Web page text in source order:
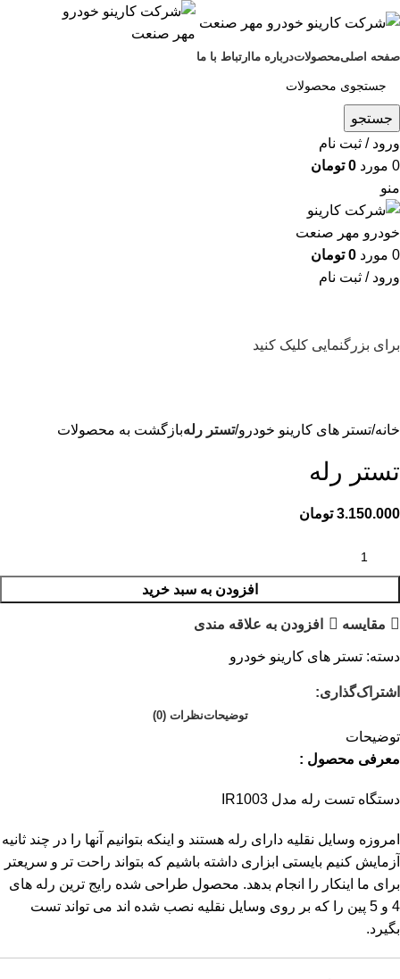
صفحه اصلیمحصولاتدرباره ما ارتباط با ما
جستجو
ورود / ثبت نام
0 مورد 0 تومان
منو
0 مورد 0 تومان
ورود / ثبت نام
برای بزرگنمایی کلیک کنید
خانه تستر های کارینو خودرو تستر رلهبازگشت به محصولات
تستر رله
3.150.000 تومان
افزودن به سبد خرید
مقايسه افزودن به علاقه مندی
دسته: تستر های کارینو خودرو
اشتراک‌گذاری:
توضیحاتنظرات (0)
توضیحات
معرفی محصول :
دستگاه تست رله مدل IR1003
امروزه وسایل نقلیه دارای رله هستند و اینکه بتوانیم آنها را در چند ثانیه
آزمایش کنیم بایستی ابزاری داشته باشیم که بتواند راحت تر و سریعتر
برای ما اینکار را انجام بدهد. محصول طراحی شده رایج ترین رله های
4 و 5 پین را که بر روی وسایل نقلیه نصب شده اند می تواند تست
بگیرد.